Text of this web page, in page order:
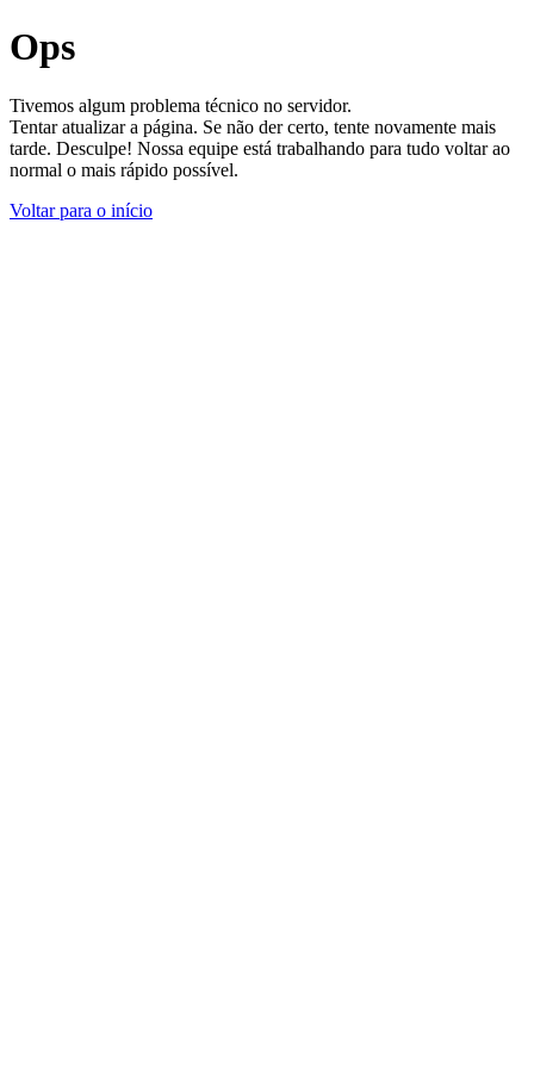
Ops
Tivemos algum problema técnico no servidor.
Tentar atualizar a página. Se não der certo, tente novamente mais
tarde. Desculpe! Nossa equipe está trabalhando para tudo voltar ao
normal o mais rápido possível.
Voltar para o início